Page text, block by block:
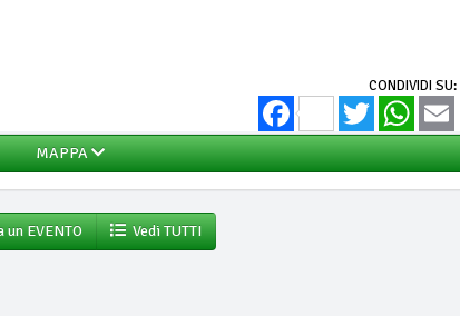
CONDIVIDI SU:
FacebookTwitter
MAPPA
EVENTO Vedi TUTTI